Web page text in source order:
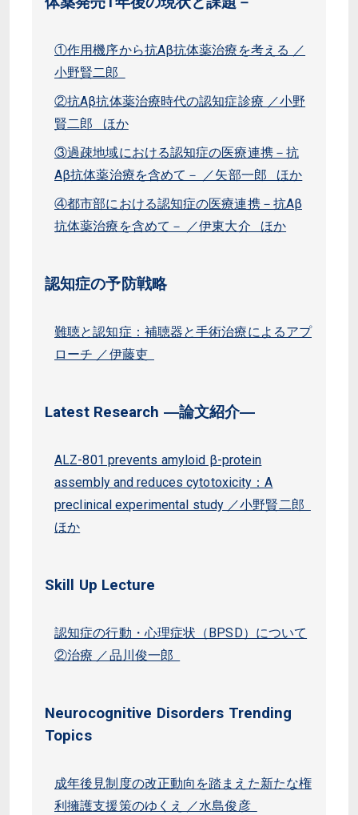
①作用機序から抗Aβ抗体薬治療を考える ／
小野賢二郎
②抗Aβ抗体薬治療時代の認知症診療 ／小野
賢二郎 ほか
③過疎地域における認知症の医療連携－抗
Aβ抗体薬治療を含めて－ ／矢部一郎 ほか
④都市部における認知症の医療連携－抗Aβ
抗体薬治療を含めて－ ／伊東大介 ほか
認知症の予防戦略
難聴と認知症：補聴器と手術治療によるアプ
ローチ ／伊藤吏
Latest Research ―論文紹介―
ALZ-801 prevents amyloid β-protein
assembly and reduces cytotoxicity：A
preclinical experimental study ／小野賢二郎
ほか
Skill Up Lecture
認知症の行動・心理症状（BPSD）について
②治療 ／品川俊一郎
Neurocognitive Disorders Trending
Topics
成年後見制度の改正動向を踏まえた新たな権
利擁護支援策のゆくえ ／水島俊彦